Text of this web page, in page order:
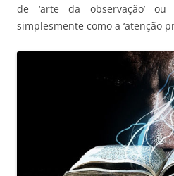
de ‘arte da observação’
simplesmente como a ‘atenção